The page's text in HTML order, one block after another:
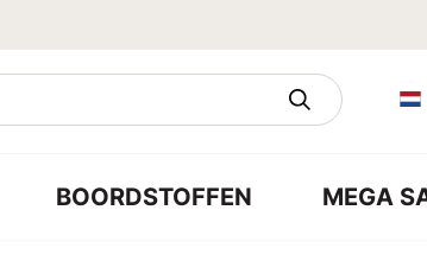
BOORDSTOFFEN MEGA